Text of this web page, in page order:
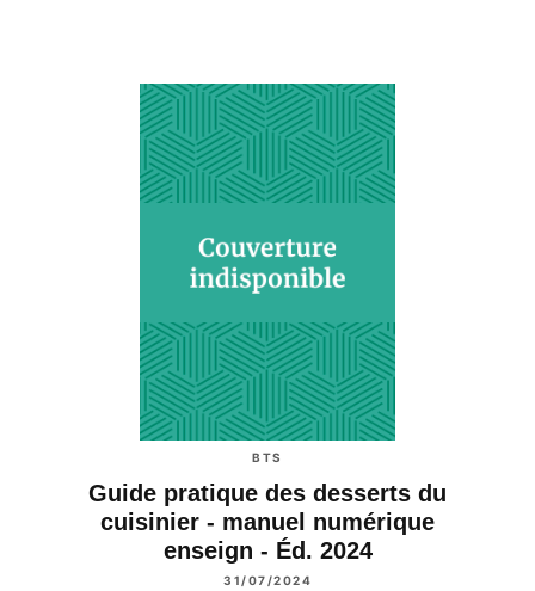
BTS
Guide pratique des desserts du
cuisinier - manuel numérique
enseign - Éd. 2024
31/07/2024